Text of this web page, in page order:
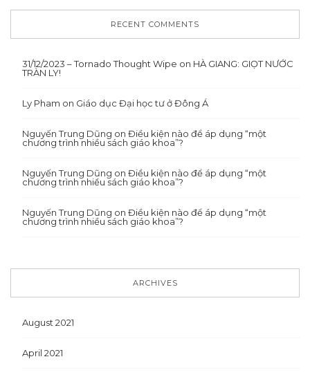
RECENT COMMENTS
31/12/2023 – Tornado Thought Wipe on HÀ GIANG: GIỌT NƯỚC
TRÀN LY!
Ly Pham on Giáo dục Đại học tư ở Đông Á
Nguyến Trung Dũng onĐiều kiện nào để áp dụng “một
chương trình nhiều sách giáo khoa”?
Nguyến Trung Dũng onĐiều kiện nào để áp dụng “một
chương trình nhiều sách giáo khoa”?
Nguyến Trung Dũng onĐiều kiện nào để áp dụng “một
chương trình nhiều sách giáo khoa”?
ARCHIVES
August 2021
April 2021